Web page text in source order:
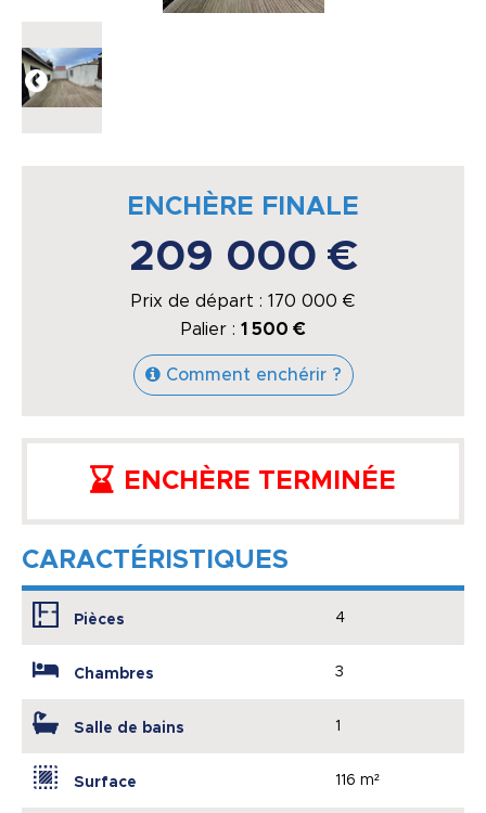
ENCHÈRE FINALE
209 000 €
Prix de départ : 170 000 €
Palier : 1 500 €
Comment enchérir ?
ENCHÈRE TERMINÉE
CARACTÉRISTIQUES
Pièces 4
Chambres 3
Salle de bains 1
Surface 116 m²